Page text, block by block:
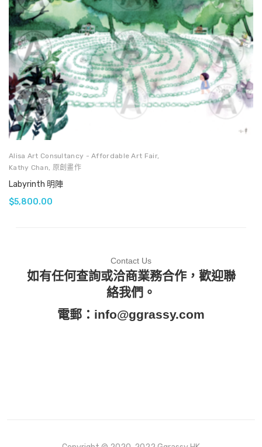
Alisa Art Consultancy - Affordable Art Fair,
Kathy Chan, 原創畫作
Labyrinth 明陣
$5,800.00
Contact Us
如有任何查詢或洽商業務合作，歡迎聯
絡我們。
電郵： info@ggrassy.com